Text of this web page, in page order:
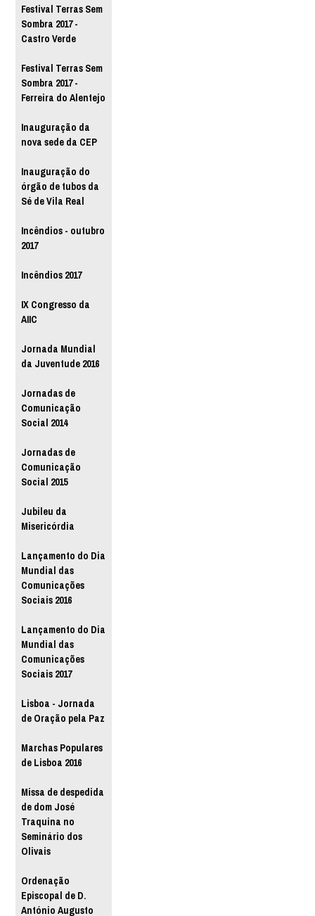
Festival Terras Sem
Sombra 2017 -
Castro Verde
Festival Terras Sem
Sombra 2017 -
Ferreira do Alentejo
Inauguração da
nova sede da CEP
Inauguração do
órgão de tubos da
Sé de Vila Real
Incêndios - outubro
2017
Incêndios 2017
IX Congresso da
AIIC
Jornada Mundial
da Juventude 2016
Jornadas de
Comunicação
Social 2014
Jornadas de
Comunicação
Social 2015
Jubileu da
Misericórdia
Lançamento do Dia
Mundial das
Comunicações
Sociais 2016
Lançamento do Dia
Mundial das
Comunicações
Sociais 2017
Lisboa - Jornada
de Oração pela Paz
Marchas Populares
de Lisboa 2016
Missa de despedida
de dom José
Traquina no
Seminário dos
Olivais
Ordenação
Episcopal de D.
António Augusto